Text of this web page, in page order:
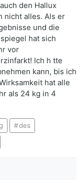
den Hallux
nicht alles. Als er
und die
hat sich
vor
Ich h tte
kann, bis ich
hat alle
als 24 kg in 4
des